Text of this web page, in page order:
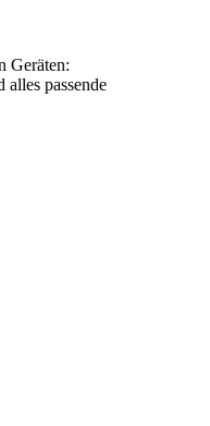
Geräten:
passende